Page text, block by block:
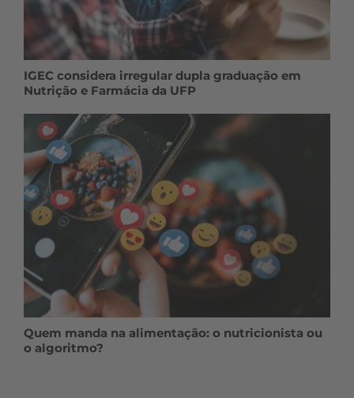
IGEC considera irregular dupla graduação em
Nutrição e Farmácia da UFP
Quem manda na alimentação: o nutricionista ou
o algoritmo?